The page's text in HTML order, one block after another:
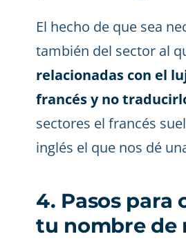
El hecho de que sea
también del sector al
relacionadas con el
francés y no
sectores el francés
inglés el que nos dé
4. Pasos para
tu nombre de